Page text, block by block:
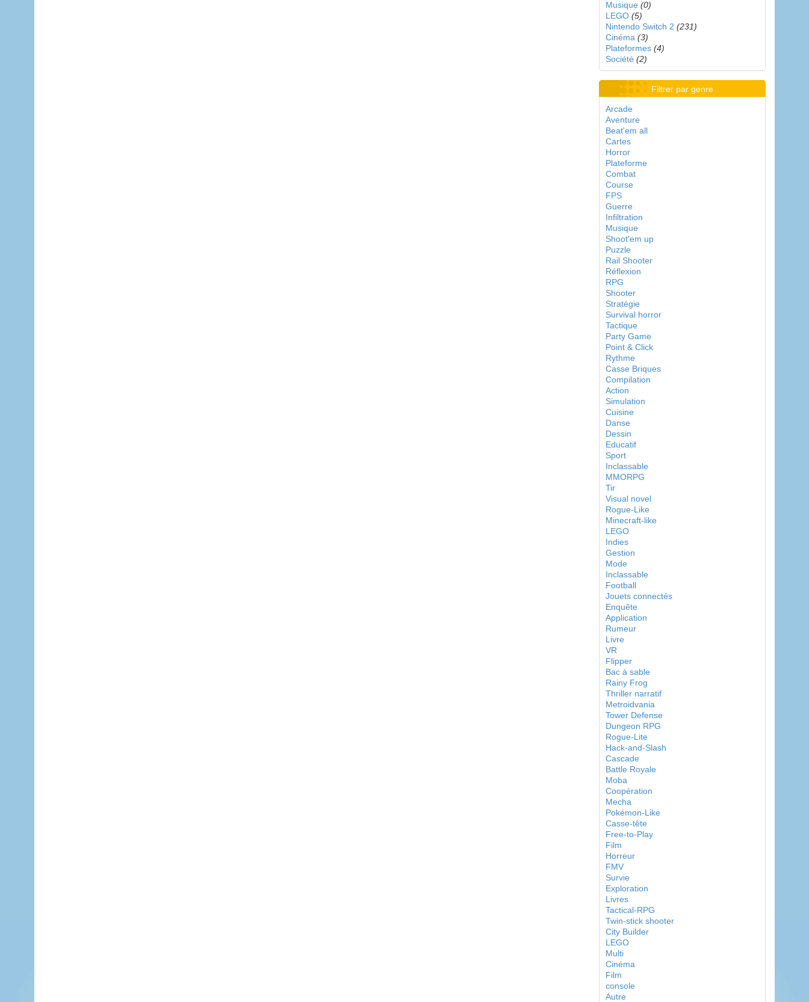
Musique (0)
LEGO (5)
Nintendo Switch 2 (231)
Cinéma (3)
Plateformes (4)
Société (2)
Filtrer par genre
Arcade
Aventure
Beat'em all
Cartes
Horror
Plateforme
Combat
Course
FPS
Guerre
Infiltration
Musique
Shoot'em up
Puzzle
Rail Shooter
Réflexion
RPG
Shooter
Stratégie
Survival horror
Tactique
Party Game
Point & Click
Rythme
Casse Briques
Compilation
Action
Simulation
Cuisine
Danse
Dessin
Educatif
Sport
Inclassable
MMORPG
Tir
Visual novel
Rogue-Like
Minecraft-like
LEGO
Indies
Gestion
Mode
Inclassable
Football
Jouets connectés
Enquête
Application
Rumeur
Livre
VR
Flipper
Bac à sable
Rainy Frog
Thriller narratif
Metroidvania
Tower Defense
Dungeon RPG
Rogue-Lite
Hack-and-Slash
Cascade
Battle Royale
Moba
Coopération
Mecha
Pokémon-Like
Casse-tête
Free-to-Play
Film
Horreur
FMV
Survie
Exploration
Livres
Tactical-RPG
Twin-stick shooter
City Builder
LEGO
Multi
Cinéma
Film
console
Autre